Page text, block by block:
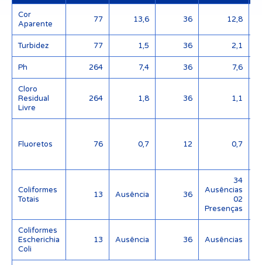
Cor
Aparente
77 13,6 36 12,8
Turbidez 77 1,5 36 2,1
Ph 264 7,4 36 7,6
Cloro
Residual
Livre
264 1,8 36 1,1
Fluoretos 76 0,7 12 0,7
Coliformes
Totais
13 Ausência 36
34
Ausências
02
Presenças
Coliformes
Escherichia
Coli
13 Ausência 36 Ausências